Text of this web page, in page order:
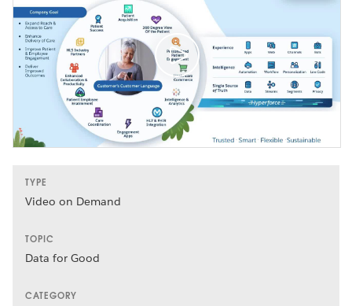
TYPE
Video on Demand
TOPIC
Data for Good
CATEGORY